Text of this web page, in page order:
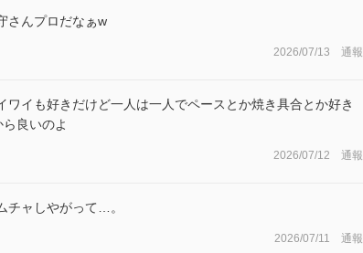
さんプロだなぁw
2026/07/13 通報
ワイも好きだけど一人は一人でペースとか焼き具合とか好き
良いのよ
2026/07/12 通報
チャしやがって…。
2026/07/11 通報